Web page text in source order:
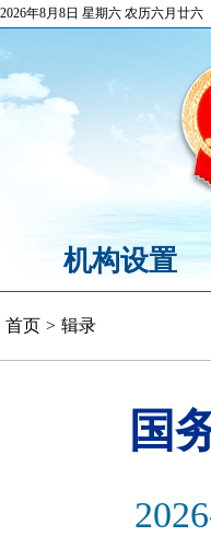
2026年8月8日 星期六 农历六月廿六
机构设置
首页 > 辑录
国